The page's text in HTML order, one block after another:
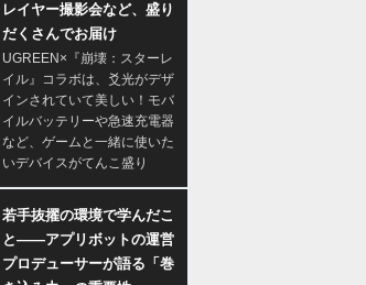
レイヤー撮影会など、盛り
だくさんでお届け
UGREEN×『崩壊：スターレ
イル』コラボは、爻光がデザ
インされていて美しい！モバ
イルバッテリーや急速充電器
など、ゲームと一緒に使いた
いデバイスがてんこ盛り
若手抜擢の環境で学んだこ
と――アプリボットの運営
プロデューサーが語る「巻